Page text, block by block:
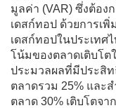
มูลค่า (VAR) ซึ่งต้อง
เดสก์ทอป ด้วยการเ
เดสก์ทอปในประเทศ
โน้มของตลาดเติบโต
ประมวลผลที่มีประสิท
ตลาดรวม 25% และ
ตลาด 30% เติบโตจ